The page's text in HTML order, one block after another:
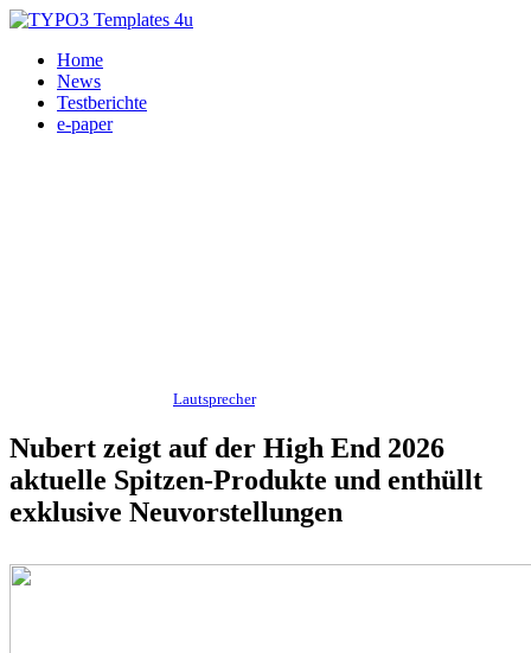
Home
News
Testberichte
e-paper
Lautsprecher, HiFi, Heimkino, Nubert 01.06.2026
Nubert zeigt auf der High End 2026
aktuelle Spitzen-Produkte und enthüllt
exklusive Neuvorstellungen